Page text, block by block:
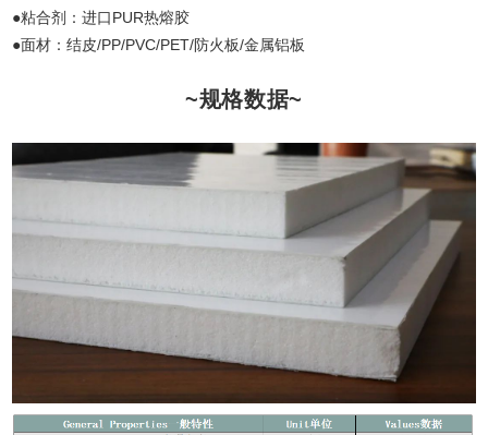
●粘合剂：进口PUR热熔胶
●面材：结皮/PP/PVC/PET/防火板/金属铝板
~规格数据~